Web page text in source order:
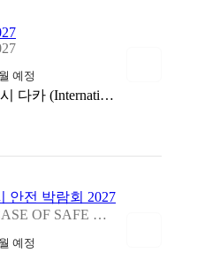
예정
방글라데시 다카 (International Convention City Bashundhara (ICCB))
안전 박람회 2027
A SHOWCASE OF SAFE MATERIALS, EQUIPMENT& CONSTRUCTIONS 2027
예정